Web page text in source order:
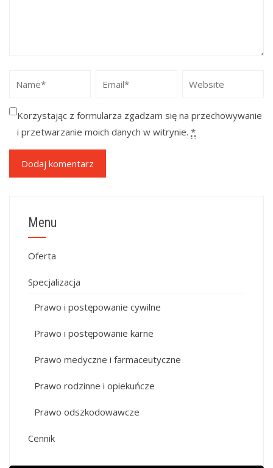
Korzystając z formularza zgadzam się na przechowywanie
i przetwarzanie moich danych w witrynie. *
Menu
Oferta
Specjalizacja
Prawo i postępowanie cywilne
Prawo i postępowanie karne
Prawo medyczne i farmaceutyczne
Prawo rodzinne i opiekuńcze
Prawo odszkodowawcze
Cennik